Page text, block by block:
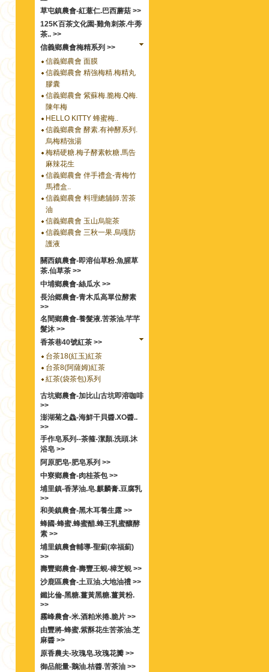
草屯鎮農會-紅薏仁.巴西蘑菇 >>
125K百茶文化園-雞角刺茶.牛蒡
茶.. >>
信義鄉農會梅精系列 >>
信義鄉農會 面膜
信義鄉農會 精強梅精.梅精丸
膠囊
信義鄉農會 紫蘇梅.脆梅.Q梅.
陳年梅
HELLO KITTY 蜂蜜梅..
信義鄉農會 酵素.有神酵系列.
烏梅精強湯
梅精硬糖.梅子酵素軟糖.馬告
麻辣花生
信義鄉農會 伴手禮盒-青梅竹
馬禮盒..
信義鄉農會 料理總舖師.苦茶
油
信義鄉農會 玉山烏龍茶
信義鄉農會 三秋一果.烏嘎防
護液
關西鎮農會-即溶仙草粉.魚腥草
茶.仙草茶 >>
中埔鄉農會-絲瓜水 >>
長治郷農會-青木瓜高單位酵素
>>
名間鄉農會-養髮液.苦茶油.芊芊
髮沐 >>
香茶巷40號紅茶 >>
台茶18(紅玉)紅茶
台茶8(阿薩姆)紅茶
紅茶(袋茶包)系列
古坑鄉農會-加比山古坑即溶咖啡
>>
澎湖菊之鱻-海鮮干貝醬.XO醬..
>>
手作皂系列--茶箍-潔顏.洗頭.沐
浴皂 >>
阿原肥皂-肥皂系列 >>
中寮鄉農會-肉桂茶包 >>
埔里鎮-香茅油.皂.麒麟膏.豆腐乳
>>
和美鎮農會-黑木耳養生露 >>
蜂國-蜂蜜.蜂蜜醋.蜂王乳蜜釀酵
素 >>
埔里鎮農會輔導-聖薊(幸福薊)
>>
壽豐鄉農會-壽豐王蜆-樟芝蜆 >>
沙鹿區農會-土豆油.大地油禮 >>
鐵比倫-黑糖.薑黃黑糖.薑黃粉.
>>
霧峰農會-米.酒粕米捲.脆片 >>
由豐將-蜂蜜.紫酥花生苦茶油.芝
麻醬 >>
原香農夫-玫瑰皂.玫瑰花瓣 >>
御品能量-鵝油.桔醬.苦茶油 >>